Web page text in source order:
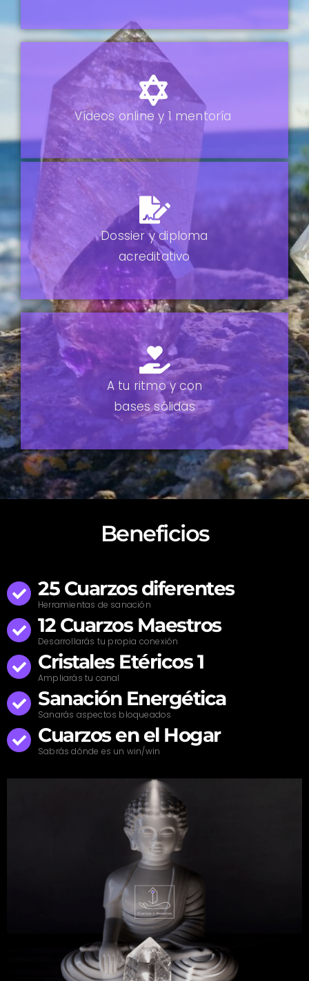
Vídeos onliney 1 mentoría
Dossier y diploma
acreditativo
A tu ritmoy con
bases sólidas
Beneficios
25 Cuarzos diferentes
Herramientas de sanación
12 Cuarzos Maestros
Desarrollarás tu propia conexión
Cristales Etéricos 1
Ampliarás tu canal
Sanación Energética
Sanarás aspectos bloqueados
Cuarzos en el Hogar
Sabrás dónde es un win/win